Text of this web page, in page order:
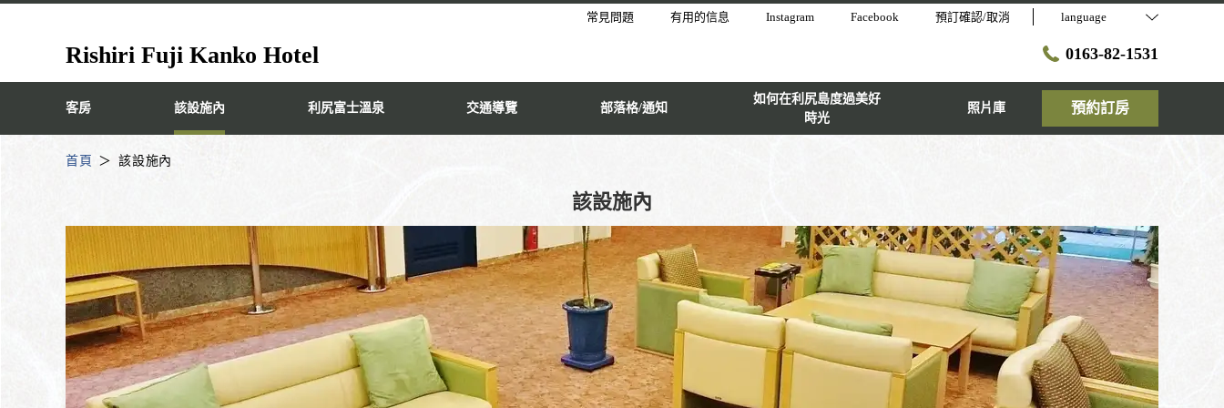
常見問題 有用的信息 Instagram Facebook 預訂確認/取消 language
Rishiri Fuji Kanko Hotel 0163-82-1531
客房 該設施內 利尻富士溫泉 交通導覽 部落格/通知
如何在利尻島度過美好
時光
照片庫 預約訂房
首頁 該設施內
該設施內